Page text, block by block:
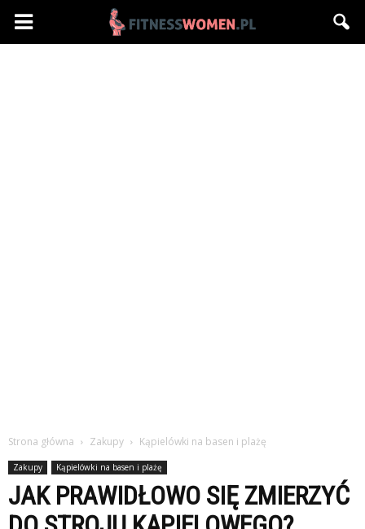
Fitnesswomen.pl
Strona główna Zakupy Kąpielówki na basen i plażę
Zakupy Kąpielówki na basen i plażę
JAK PRAWIDŁOWO SIĘ ZMIERZYĆ